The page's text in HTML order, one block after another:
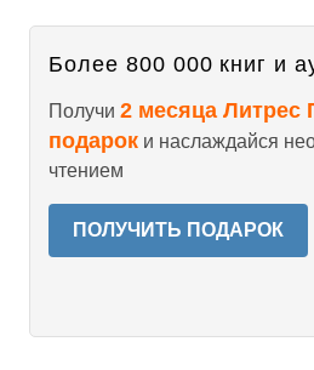
Более 800 000 книг и
Получи 2 месяца Литрес
подарок и наслаждайся
чтением
ПОЛУЧИТЬ ПОДАРОК